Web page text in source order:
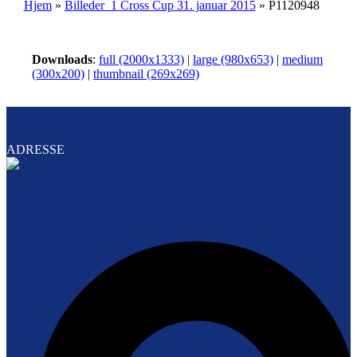
Hjem» Billeder_1 Cross Cup 31. januar 2015» P1120948
Downloads: full (2000x1333) | large (980x653) | medium
(300x200) | thumbnail (269x269)
ADRESSE